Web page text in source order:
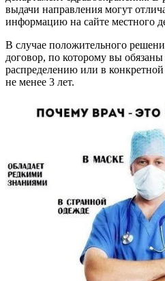
выдачи направления могут
информацию на сайте местного
В случае положительного
договор, по которому вы обязаны
распределению или в
не менее 3 лет.